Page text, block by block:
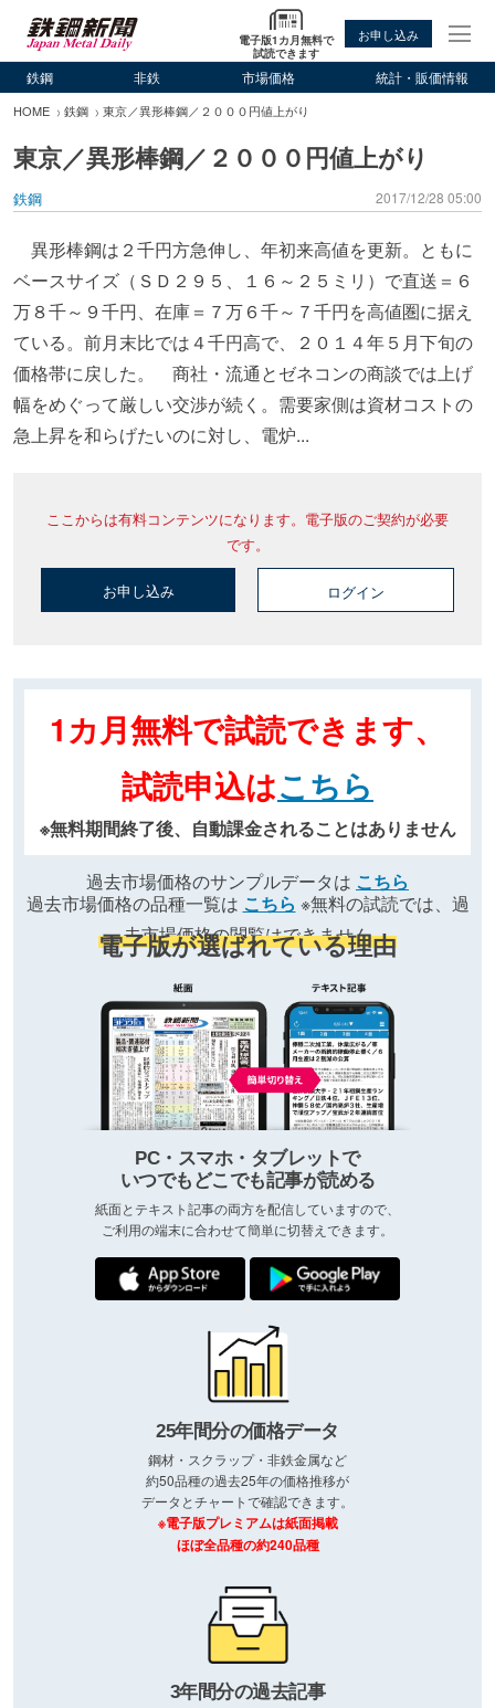
電子版1カ月無料で
試読できます
お申し込み
鉄鋼 非鉄 市場価格 統計・販価情報
HOME 鉄鋼 東京／異形棒鋼／２０００円値上がり
東京／異形棒鋼／２０００円値上がり
鉄鋼 2017/12/28 05:00
異形棒鋼は２千円方急伸し、年初来高値を更新。ともに
ベースサイズ（ＳＤ２９５、１６～２５ミリ）で直送＝６
万８千～９千円、在庫＝７万６千～７千円を高値圏に据え
ている。前月末比では４千円高で、２０１４年５月下旬の
価格帯に戻した。 商社・流通とゼネコンの商談では上げ
幅をめぐって厳しい交渉が続く。需要家側は資材コストの
急上昇を和らげたいのに対し、電炉...
ここからは有料コンテンツになります。電子版のご契約が必要
です。
お申し込み ログイン
1カ月無料で試読できます、
試読申込はこちら
※無料期間終了後、自動課金されることはありません
過去市場価格のサンプルデータは こちら
過去市場価格の品種一覧は こちら ※無料の試読では、過
去市場価格の閲覧はできません
電子版が選ばれている理由
PC・スマホ・タブレットで
いつでもどこでも記事が読める
紙面とテキスト記事の両方を配信していますので、
ご利用の端末に合わせて簡単に切替えできます。
25年間分の価格データ
鋼材・スクラップ・非鉄金属など
約50品種の過去25年の価格推移が
データとチャートで確認できます。
※電子版プレミアムは紙面掲載
ほぼ全品種の約240品種
3年間分の過去記事